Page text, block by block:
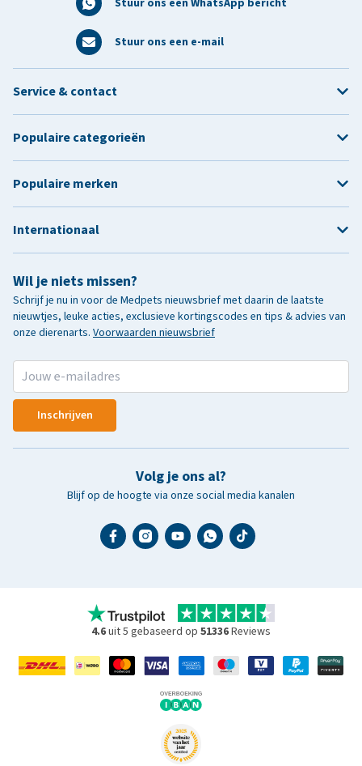
Stuur ons een e-mail
Wil je niets missen?
Schrijf je nu in voor de Medpets nieuwsbrief met daarin de laatste
nieuwtjes, leuke acties, exclusieve kortingscodes en tips & advies van
onze dierenarts. Voorwaarden nieuwsbrief
Inschrijven
Volg je ons al?
Blijf op de hoogte via onze social media kanalen
Service & contact
Populaire categorieën
Populaire merken
Internationaal
4.6uit 5 gebaseerd op 51336Reviews